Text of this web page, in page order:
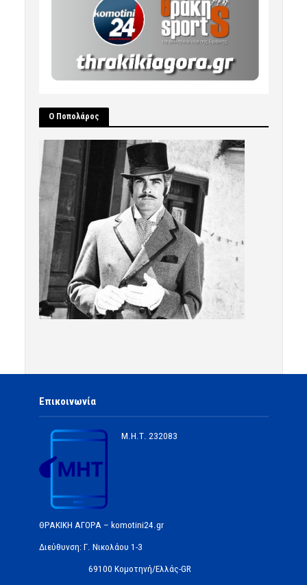
Ο Ποπολάρος
Επικοινωνία
Μ.Η.Τ. 232083
ΘΡΑΚΙΚΗ ΑΓΟΡΑ – komotini24.gr
Διεύθυνση: Γ. Νικολάου 1-3
69100 Κομοτηνή/Ελλάς-GR